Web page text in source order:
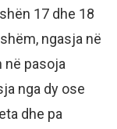
17 dhe 18
ngasja në
në pasoja
nga dy ose
dhe pa